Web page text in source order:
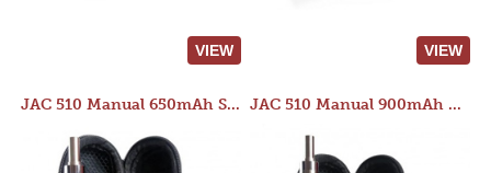
VIEW VIEW
JAC 510 Manual 650mAh Starter Kit JAC 510 Manual 900mAh Starter Kit